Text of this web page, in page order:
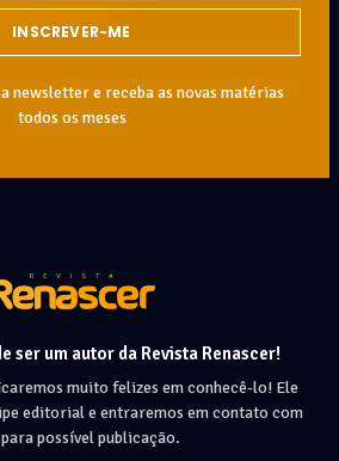
INSCREVER-ME
newsletter e receba as novas matérias
todos os meses
ser um autor da Revista Renascer!
muito felizes em conhecê-lo! Ele
editorial e entraremos em contato com
possível publicação.